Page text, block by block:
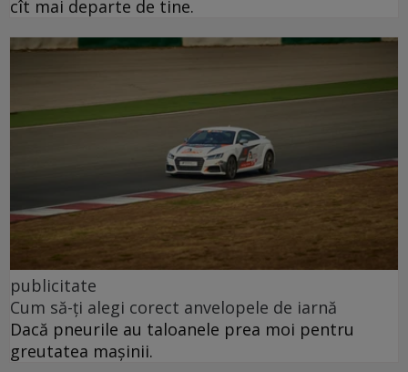
cît mai departe de tine.
publicitate
Cum să-ți alegi corect anvelopele de iarnă
Dacă pneurile au taloanele prea moi pentru
greutatea mașinii.